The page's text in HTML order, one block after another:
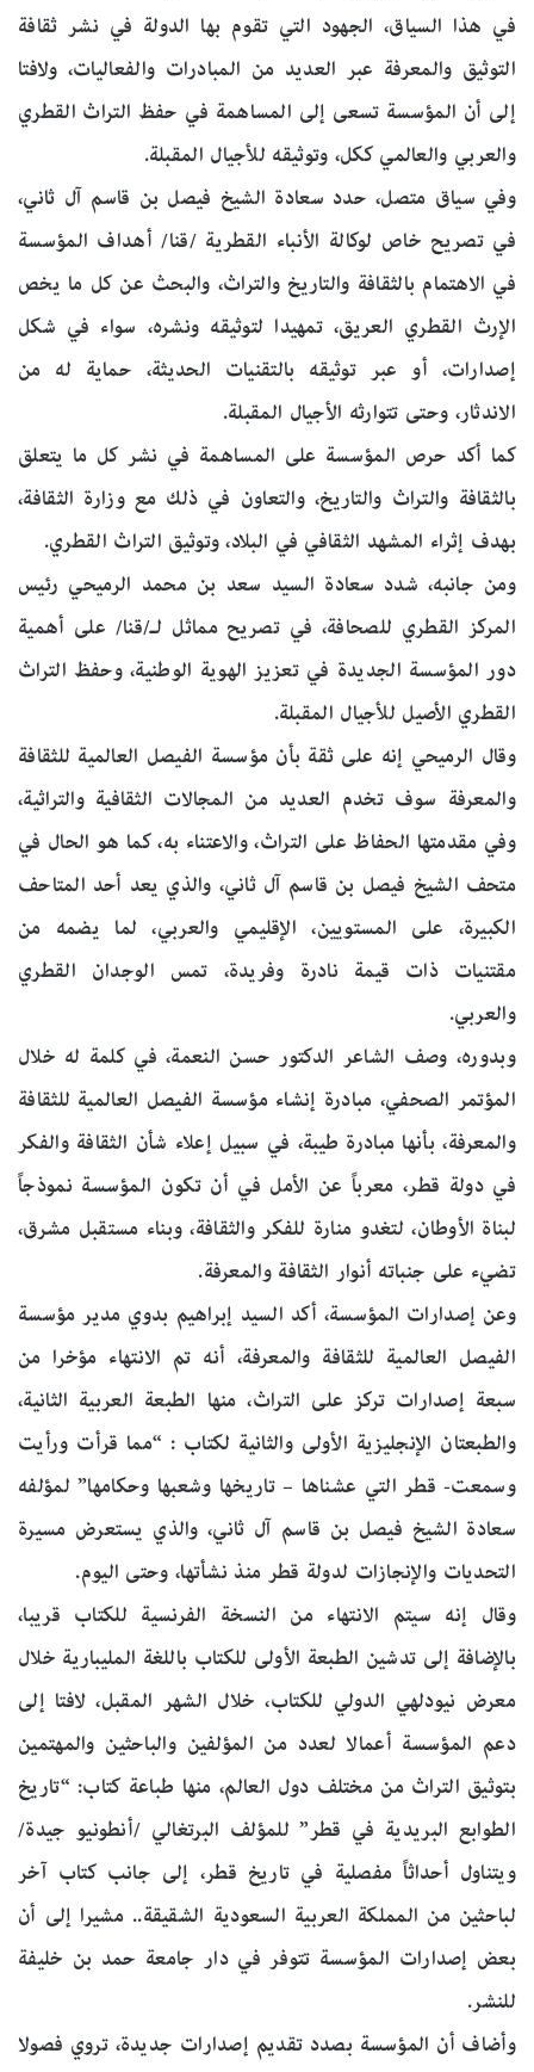
في هذا السياق، الجهود التي تقوم بها الدولة في نشر ثقافة
التوثيق والمعرفة عبر العديد من المبادرات والفعاليات، ولافتا
إلى أن المؤسسة تسعى إلى المساهمة في حفظ التراث القطري
والعربي والعالمي ككل، وتوثيقه للأجيال المقبلة.
وفي سياق متصل، حدد سعادة الشيخ فيصل بن قاسم آل ثاني،
في تصريح خاص لوكالة الأنباء القطرية /قنا/ أهداف المؤسسة
في الاهتمام بالثقافة والتاريخ والتراث، والبحث عن كل ما يخص
الإرث القطري العريق، تمهيدا لتوثيقه ونشره، سواء في شكل
إصدارات، أو عبر توثيقه بالتقنيات الحديثة، حماية له من
الاندثار، وحتى تتوارثه الأجيال المقبلة.
كما أكد حرص المؤسسة على المساهمة في نشر كل ما يتعلق
بالثقافة والتراث والتاريخ، والتعاون في ذلك مع وزارة الثقافة،
بهدف إثراء المشهد الثقافي في البلاد، وتوثيق التراث القطري.
ومن جانبه، شدد سعادة السيد سعد بن محمد الرميحي رئيس
المركز القطري للصحافة، في تصريح مماثل لـ/قنا/ على أهمية
دور المؤسسة الجديدة في تعزيز الهوية الوطنية، وحفظ التراث
القطري الأصيل للأجيال المقبلة.
وقال الرميحي إنه على ثقة بأن مؤسسة الفيصل العالمية للثقافة
والمعرفة سوف تخدم العديد من المجالات الثقافية والتراثية،
وفي مقدمتها الحفاظ على التراث، والاعتناء به، كما هو الحال في
متحف الشيخ فيصل بن قاسم آل ثاني، والذي يعد أحد المتاحف
الكبيرة، على المستويين، الإقليمي والعربي، لما يضمه من
مقتنيات ذات قيمة نادرة وفريدة، تمس الوجدان القطري
والعربي.
وبدوره، وصف الشاعر الدكتور حسن النعمة، في كلمة له خلال
المؤتمر الصحفي، مبادرة إنشاء مؤسسة الفيصل العالمية للثقافة
والمعرفة، بأنها مبادرة طيبة، في سبيل إعلاء شأن الثقافة والفكر
في دولة قطر، معرباً عن الأمل في أن تكون المؤسسة نموذجاً
لبناة الأوطان، لتغدو منارة للفكر والثقافة، وبناء مستقبل مشرق،
تضيء على جنباته أنوار الثقافة والمعرفة.
وعن إصدارات المؤسسة، أكد السيد إبراهيم بدوي مدير مؤسسة
الفيصل العالمية للثقافة والمعرفة، أنه تم الانتهاء مؤخرا من
سبعة إصدارات تركز على التراث، منها الطبعة العربية الثانية،
والطبعتان الإنجليزية الأولى والثانية لكتاب : “مما قرأت ورأيت
وسمعت- قطر التي عشناها – تاريخها وشعبها وحكامها” لمؤلفه
سعادة الشيخ فيصل بن قاسم آل ثاني، والذي يستعرض مسيرة
التحديات والإنجازات لدولة قطر منذ نشأتها، وحتى اليوم.
وقال إنه سيتم الانتهاء من النسخة الفرنسية للكتاب قريبا،
بالإضافة إلى تدشين الطبعة الأولى للكتاب باللغة المليبارية خلال
معرض نيودلهي الدولي للكتاب، خلال الشهر المقبل، لافتا إلى
دعم المؤسسة أعمالا لعدد من المؤلفين والباحثين والمهتمين
بتوثيق التراث من مختلف دول العالم، منها طباعة كتاب: “تاريخ
الطوابع البريدية في قطر” للمؤلف البرتغالي /أنطونيو جيدة/
ويتناول أحداثاً مفصلية في تاريخ قطر، إلى جانب كتاب آخر
لباحثين من المملكة العربية السعودية الشقيقة.. مشيرا إلى أن
بعض إصدارات المؤسسة تتوفر في دار جامعة حمد بن خليفة
للنشر.
وأضاف أن المؤسسة بصدد تقديم إصدارات جديدة، تروي فصولا